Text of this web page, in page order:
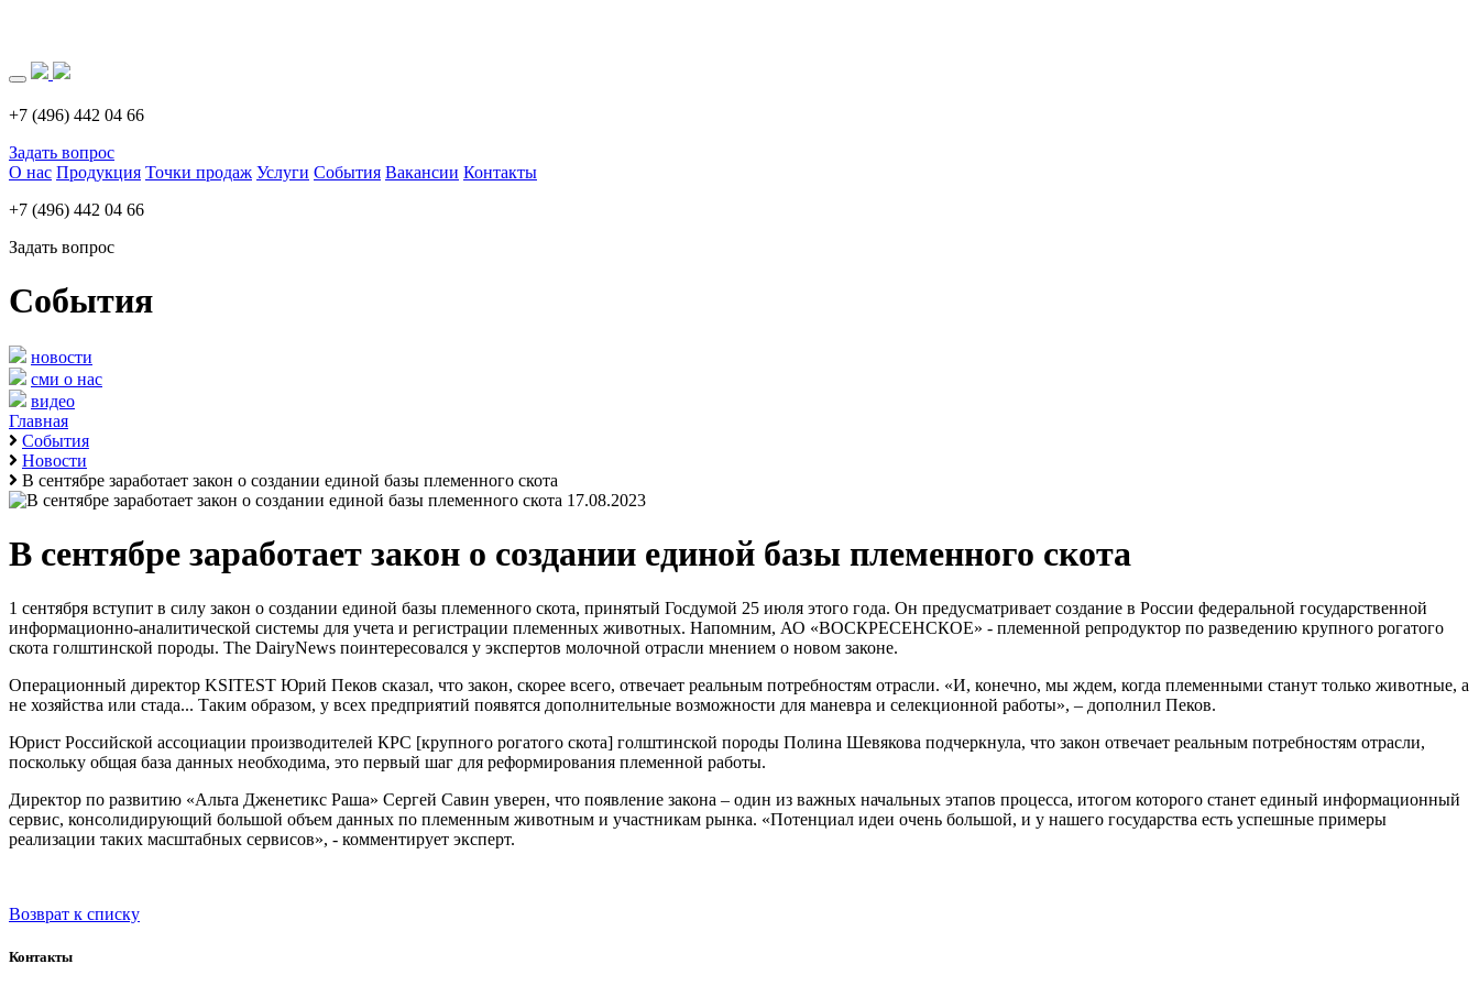
+7 (496) 442 04 66
Задать вопрос
О нас Продукция Точки продаж Услуги События Вакансии Контакты
+7 (496) 442 04 66
Задать вопрос
События
новости
сми о нас
видео
Главная
События
Новости
В сентябре заработает закон о создании единой базы племенного скота
17.08.2023
В сентябре заработает закон о создании единой базы племенного скота
1 сентября вступит в силу закон о создании единой базы племенного скота, принятый Госдумой 25 июля этого года. Он предусматривает создание в России федеральной государственной
информационно-аналитической системы для учета и регистрации племенных животных. Напомним, АО «ВОСКРЕСЕНСКОЕ» - племенной репродуктор по разведению крупного рогатого
скота голштинской породы. The DairyNews поинтересовался у экспертов молочной отрасли мнением о новом законе.
Операционный директор KSITEST Юрий Пеков сказал, что закон, скорее всего, отвечает реальным потребностям отрасли. «И, конечно, мы ждем, когда племенными станут только животные, а
не хозяйства или стада... Таким образом, у всех предприятий появятся дополнительные возможности для маневра и селекционной работы», – дополнил Пеков.
Юрист Российской ассоциации производителей КРС [крупного рогатого скота] голштинской породы Полина Шевякова подчеркнула, что закон отвечает реальным потребностям отрасли,
поскольку общая база данных необходима, это первый шаг для реформирования племенной работы.
Директор по развитию «Альта Дженетикс Раша» Сергей Савин уверен, что появление закона – один из важных начальных этапов процесса, итогом которого станет единый информационный
сервис, консолидирующий большой объем данных по племенным животным и участникам рынка. «Потенциал идеи очень большой, и у нашего государства есть успешные примеры
реализации таких масштабных сервисов», - комментирует эксперт.
Возврат к списку
Контакты